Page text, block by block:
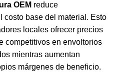
OEM reduce
costo base del material. Esto
locales ofrecer precios
competitivos en envoltorios
mientras aumentan
márgenes de beneficio.